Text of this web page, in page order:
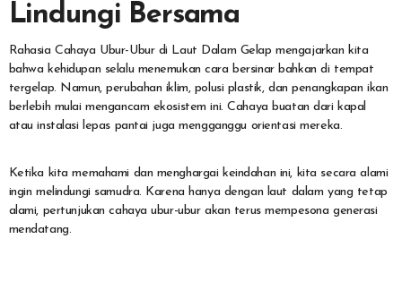
Lindungi Bersama
Rahasia Cahaya Ubur-Ubur di Laut Dalam Gelap mengajarkan kita
bahwa kehidupan selalu menemukan cara bersinar bahkan di tempat
tergelap. Namun, perubahan iklim, polusi plastik, dan penangkapan ikan
berlebih mulai mengancam ekosistem ini. Cahaya buatan dari kapal
atau instalasi lepas pantai juga mengganggu orientasi mereka.
Ketika kita memahami dan menghargai keindahan ini, kita secara alami
ingin melindungi samudra. Karena hanya dengan laut dalam yang tetap
alami, pertunjukan cahaya ubur-ubur akan terus mempesona generasi
mendatang.